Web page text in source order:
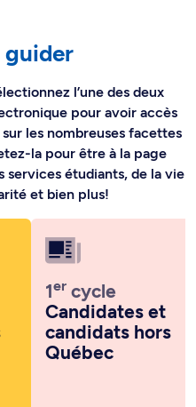
guider
l’une des deux
pour avoir accès
les nombreuses facettes
la pour être à la page
services étudiants, de la vie
et bien plus!
1er cycle
Candidates et
candidats hors
Québec